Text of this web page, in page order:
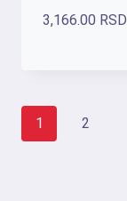
3,166.00 RSD
1 2